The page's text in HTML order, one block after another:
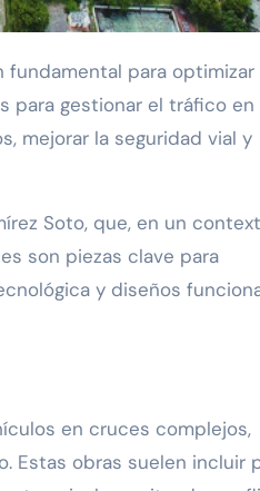
para optimizar
para gestionar el tráfico en
mejorar la seguridad vial y
Soto, que, en un
son piezas clave para
y diseños
en cruces complejos,
Estas obras suelen incluir